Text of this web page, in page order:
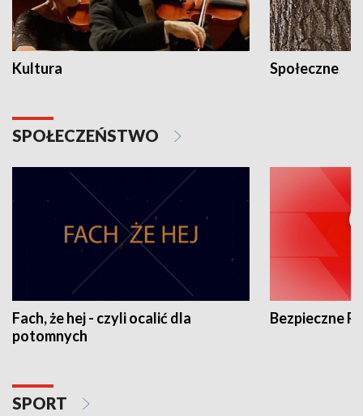
Kultura Społeczne
SPOŁECZEŃSTWO
Fach, że hej - czyli ocalić dla
potomnych
Bezpieczne
SPORT